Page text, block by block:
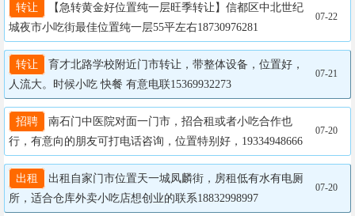
转让
【急转黄金好位置纯一层旺季转让】信都区中北世纪
城夜市小吃街最佳位置纯一层55平左右18730976281
07-22
转让
育才北路学校附近门市转让，带整体设备，位置好，
人流大。时候小吃 快餐 有意电联15369932273
07-21
招聘
南石门中医院对面一门市，招合租或者小吃合作也
行，有意向的朋友可打电话咨询，位置特别好，19334948666
07-20
出租
出租自家门市位置天一城凤麟街，房租低有水有电厕
所，适合仓库外卖小吃店想创业的联系18832998997
07-20